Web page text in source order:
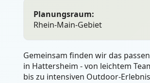
Planungsraum:
Rhein-Main-Gebiet
Gemeinsam finden wir das
in Hattersheim - von leichtem
bis zu intensiven Outdoor-